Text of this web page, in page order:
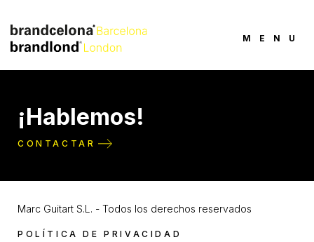
MENU
¡Hablemos!
CONTACTAR
Marc Guitart S.L. - Todos los derechos reservados
POLÍTICA DE PRIVACIDAD